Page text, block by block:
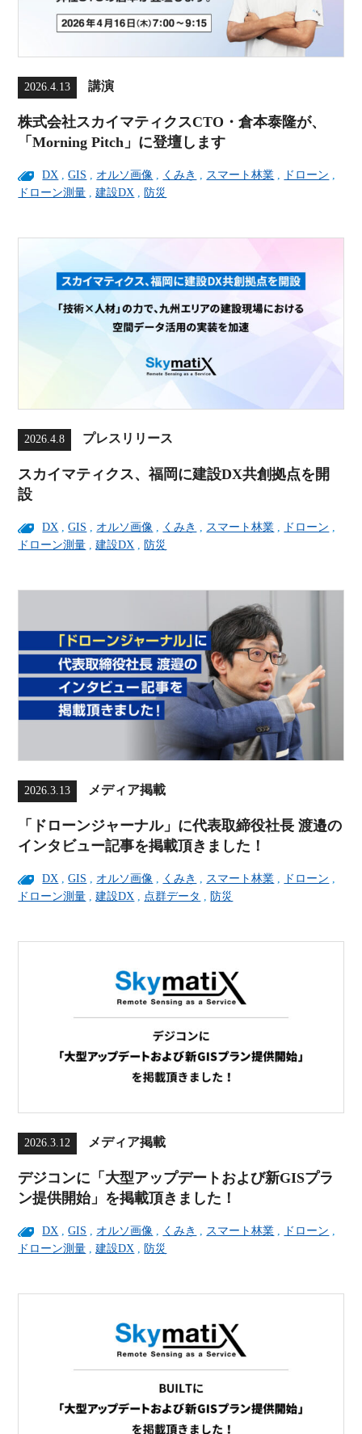
2026.4.13 講演
株式会社スカイマティクスCTO・倉本泰隆が、
「Morning Pitch」に登壇します
DX ,GIS , オルソ画像 , くみき , スマート林業 , ドローン ,
ドローン測量 ,建設DX , 防災
2026.4.8 プレスリリース
スカイマティクス、福岡に建設DX共創拠点を開
設
DX ,GIS オルソ画像 くみき スマート林業 ドローン
ドローン測量 ,建設DX 防災
2026.3.13 メディア掲載
「ドローンジャーナル」に代表取締役社長 渡邉の
インタビュー記事を掲載頂きました！
DX ,GIS , オルソ画像 , くみき , スマート林業 , ドローン ,
ドローン測量 ,建設DX , 点群データ , 防災
2026.3.12 メディア掲載
デジコンに「大型アップデートおよび新GISプラ
ン提供開始」を掲載頂きました！
DX ,GIS オルソ画像 くみき スマート林業 ドローン
ドローン測量 ,建設DX 防災